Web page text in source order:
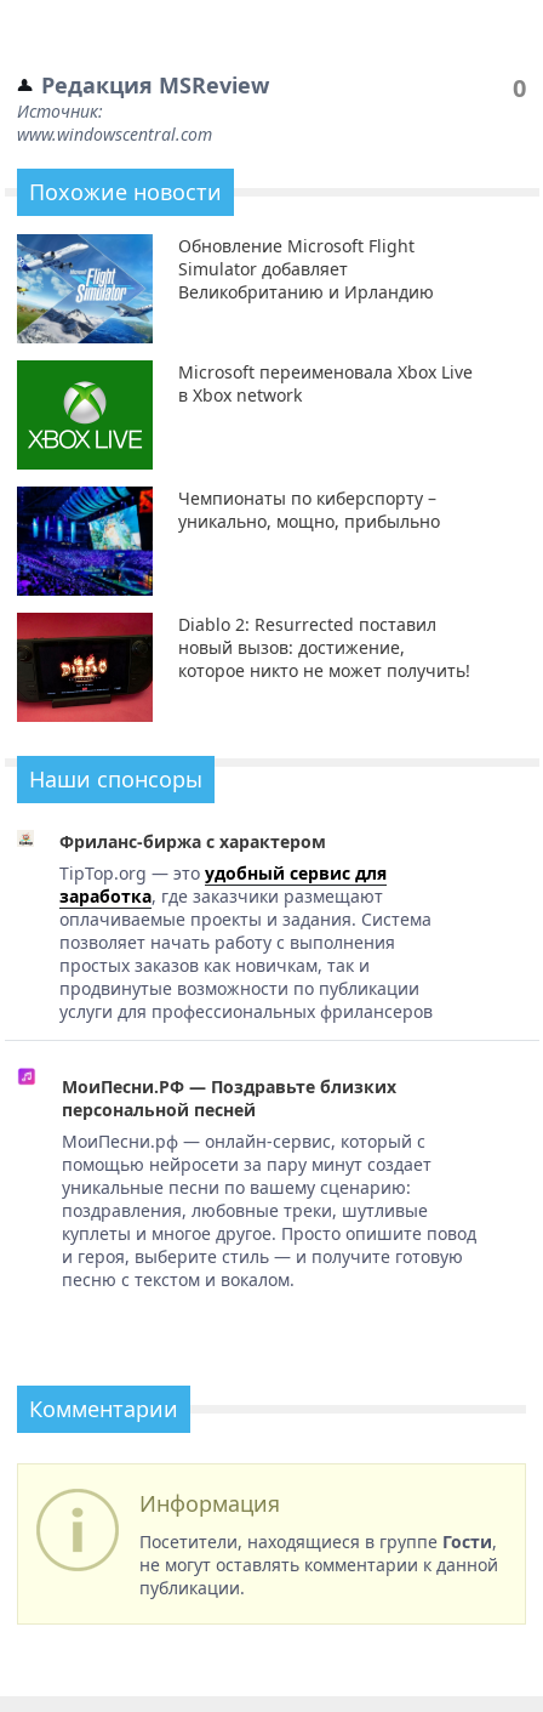
Редакция MSReview
Источник:
www.windowscentral.com
0
Похожие новости
Обновление Microsoft Flight
Simulator добавляет
Великобританию и Ирландию
Microsoft переименовала Xbox Live
в Xbox network
Чемпионаты по киберспорту –
уникально, мощно, прибыльно
Diablo 2: Resurrected поставил
новый вызов: достижение,
которое никто не может получить!
Наши спонсоры
Фриланс-биржа с характером
TipTop.org — это удобный сервис для
заработка, где заказчики размещают
оплачиваемые проекты и задания. Система
позволяет начать работу с выполнения
простых заказов как новичкам, так и
продвинутые возможности по публикации
услуги для профессиональных фрилансеров
МоиПесни.РФ — Поздравьте близких
персональной песней
МоиПесни.рф — онлайн-сервис, который с
помощью нейросети за пару минут создает
уникальные песни по вашему сценарию:
поздравления, любовные треки, шутливые
куплеты и многое другое. Просто опишите повод
и героя, выберите стиль — и получите готовую
песню с текстом и вокалом.
Комментарии
Информация
Посетители, находящиеся в группе Гости,
не могут оставлять комментарии к данной
публикации.